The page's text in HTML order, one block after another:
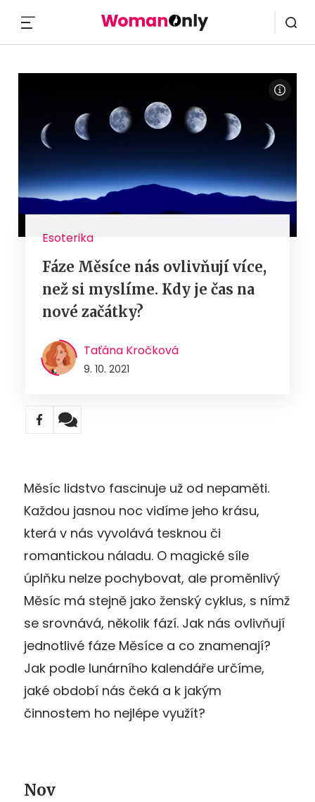
Esoterika
Fáze Měsíce nás ovlivňují více,
než si myslíme. Kdy je čas na
nové začátky?
Taťána Kročková
9. 10. 2021
Měsíc lidstvo fascinuje už od nepaměti.
Každou jasnou noc vidíme jeho krásu,
která v nás vyvolává tesknou či
romantickou náladu. O magické síle
úplňku nelze pochybovat, ale proměnlivý
Měsíc má stejně jako ženský cyklus, s nímž
se srovnává, několik fází. Jak nás ovlivňují
jednotlivé fáze Měsíce a co znamenají?
Jak podle lunárního kalendáře určíme,
jaké období nás čeká a k jakým
činnostem ho nejlépe využít?
Nov